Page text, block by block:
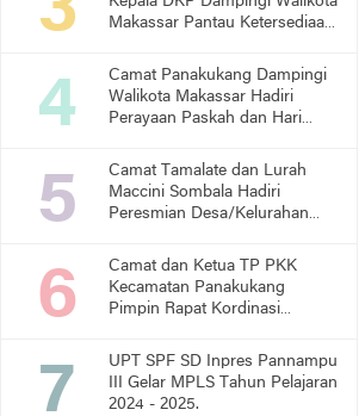
Makassar Pantau Ketersediaan
Camat Panakukang Dampingi
Walikota Makassar Hadiri
Perayaan Paskah dan Hari
Camat Tamalate dan Lurah
Maccini Sombala Hadiri
Peresmian Desa/Kelurahan
Camat dan Ketua TP PKK
Kecamatan Panakukang
Pimpin Rapat Kordinasi
Stunting
UPT SPF SD Inpres Pannampu
III Gelar MPLS Tahun Pelajaran
2024 - 2025.